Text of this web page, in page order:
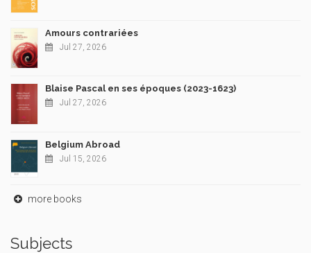
Amours contrariées
Jul 27, 2026
Blaise Pascal en ses époques (2023-1623)
Jul 27, 2026
Belgium Abroad
Jul 15, 2026
more books
Subjects